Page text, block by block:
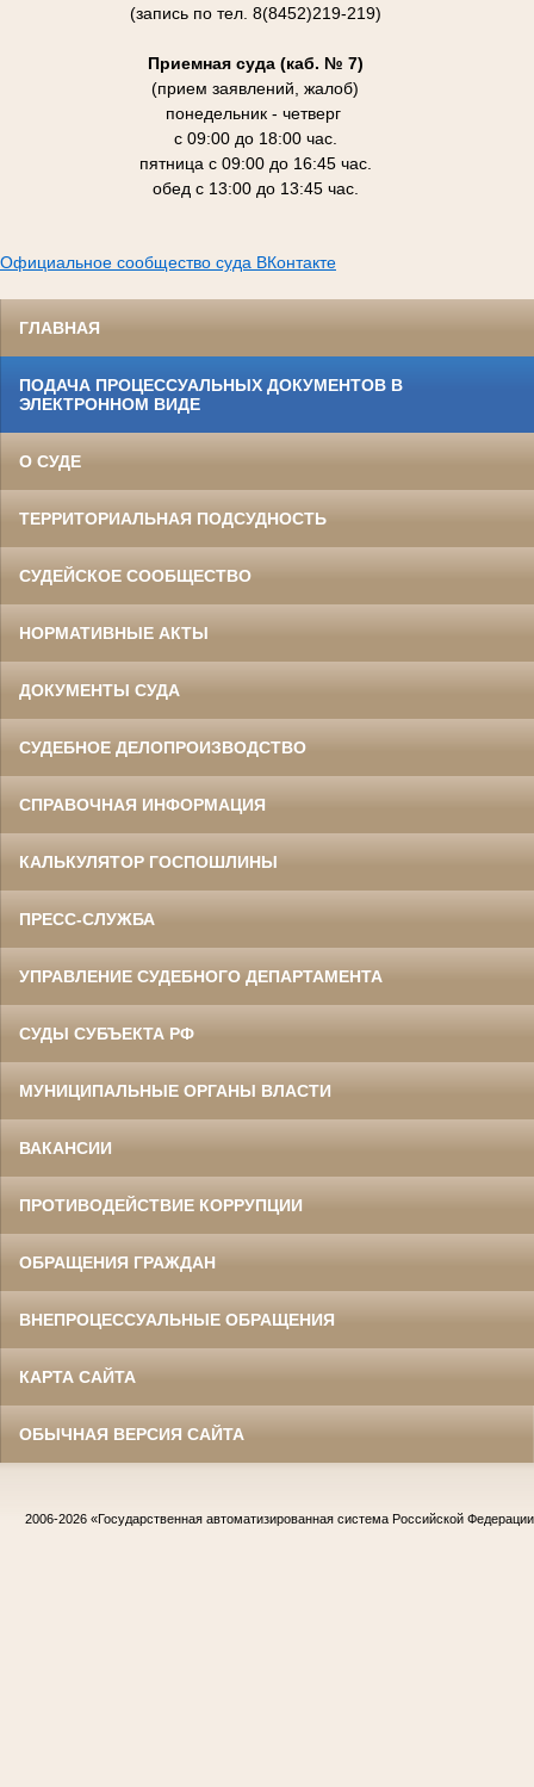
(запись по тел. 8(8452)219-219)
Приемная суда (каб. № 7)
(прием заявлений, жалоб)
понедельник - четверг
с 09:00 до 18:00 час.
пятница с 09:00 до 16:45 час.
обед с 13:00 до 13:45 час.
Официальное сообщество суда ВКонтакте
ГЛАВНАЯ
ПОДАЧА ПРОЦЕССУАЛЬНЫХ ДОКУМЕНТОВ В
ЭЛЕКТРОННОМ ВИДЕ
О СУДЕ
ТЕРРИТОРИАЛЬНАЯ ПОДСУДНОСТЬ
СУДЕЙСКОЕ СООБЩЕСТВО
НОРМАТИВНЫЕ АКТЫ
ДОКУМЕНТЫ СУДА
СУДЕБНОЕ ДЕЛОПРОИЗВОДСТВО
СПРАВОЧНАЯ ИНФОРМАЦИЯ
КАЛЬКУЛЯТОР ГОСПОШЛИНЫ
ПРЕСС-СЛУЖБА
УПРАВЛЕНИЕ СУДЕБНОГО ДЕПАРТАМЕНТА
СУДЫ СУБЪЕКТА РФ
МУНИЦИПАЛЬНЫЕ ОРГАНЫ ВЛАСТИ
ВАКАНСИИ
ПРОТИВОДЕЙСТВИЕ КОРРУПЦИИ
ОБРАЩЕНИЯ ГРАЖДАН
ВНЕПРОЦЕССУАЛЬНЫЕ ОБРАЩЕНИЯ
КАРТА САЙТА
ОБЫЧНАЯ ВЕРСИЯ САЙТА
2006-2026 «Государственная автоматизированная система Российской